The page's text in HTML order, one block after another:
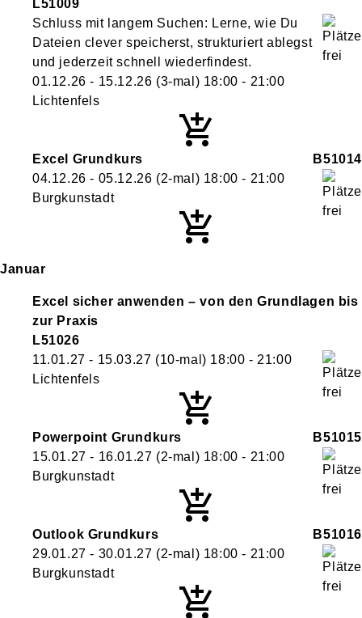
L51009
Schluss mit langem Suchen: Lerne, wie Du
Dateien clever speicherst, strukturiert ablegst
und jederzeit schnell wiederfindest.
01.12.26 - 15.12.26 (3-mal) 18:00 - 21:00
Lichtenfels
Excel Grundkurs
B51014
04.12.26 - 05.12.26 (2-mal) 18:00 - 21:00
Burgkunstadt
Januar
Excel sicher anwenden – von den Grundlagen bis
zur Praxis
L51026
11.01.27 - 15.03.27 (10-mal) 18:00 - 21:00
Lichtenfels
Powerpoint Grundkurs
B51015
15.01.27 - 16.01.27 (2-mal) 18:00 - 21:00
Burgkunstadt
Outlook Grundkurs
B51016
29.01.27 - 30.01.27 (2-mal) 18:00 - 21:00
Burgkunstadt